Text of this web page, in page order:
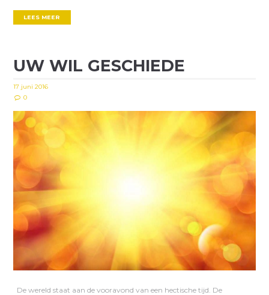
LEES MEER
UW WIL GESCHIEDE
17 juni 2016
0
De wereld staat aan de vooravond van een hectische tijd. De